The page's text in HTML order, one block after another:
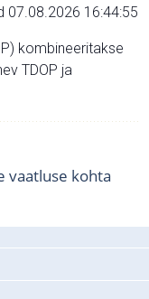
07.08.2026 16:44:55
kombineeritakse
TDOP ja
vaatluse kohta